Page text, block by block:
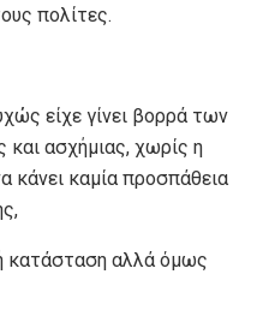
πολίτες.
είχε γίνει βορρά των
ασχήμιας, χωρίς η
κάνει καμία προσπάθεια
κατάσταση αλλά όμως